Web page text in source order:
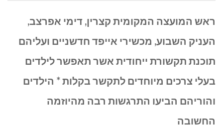
ומתקדמים
לילדים
ראש המועצה המקומית קצרין, דימי אפרצב,
העניק השבוע, מכשירי אייפד חדשניים ועליהם
תוכנת תקשורת ייחודית אשר תאפשר לילדים
בעלי צרכים מיוחדים לתקשר בקלות* הילדים
והוריהם הביעו התרגשות רבה מהיוזמה
החשובה